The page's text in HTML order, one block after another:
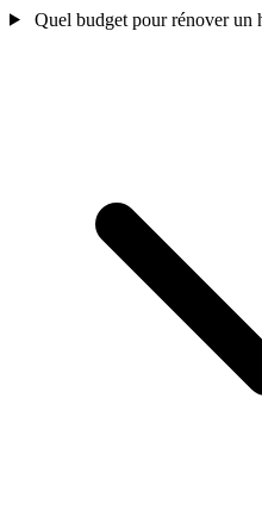
Quel budget pour rénover un